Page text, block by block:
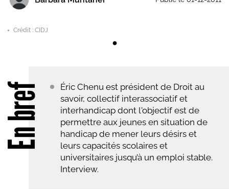
bref
Éric Chenu est président de Droit au
savoir, collectif interassociatif et
interhandicap dont l'objectif est de
permettre aux jeunes en situation de
handicap de mener leurs désirs et
leurs capacités scolaires et
universitaires jusqu’à un emploi stable.
Interview.
Crédit : CIDJ